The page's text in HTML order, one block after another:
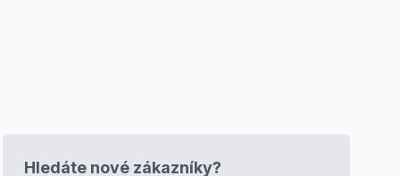
Hledáte nové zákazníky?